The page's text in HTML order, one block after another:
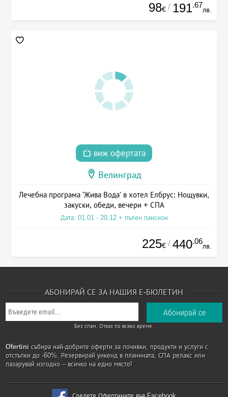
98€ / 191.67
лв.
виж офертата
Велинград
Лечебна програма 'Жива Вода' в хотел Елбрус: Нощувки,
закуски, обеди, вечери + СПА
Дата: 01.01 - 20.12 + пълен пансион
225€ / 440.06
лв.
АБОНИРАЙ СЕ ЗА НАШИЯ Е-БЮЛЕТИН
Без спам. Отказ по всяко време.
Ofertini събира най-добрите оферти за почивки, продукти и услуги с
отстъпки до -60%. Резервирай уикенд в планината, СПА релакс или
пазарувай изгодно – всичко на едно място!